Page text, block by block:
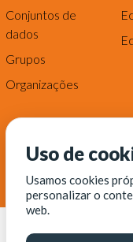
Conjuntos de
dados
Grupos
Organizações
Uso de
Usamos cookies
personalizar o
web.